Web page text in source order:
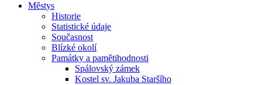
Městys
Historie
Statistické údaje
Současnost
Blízké okolí
Památky a pamětihodnosti
Spálovský zámek
Kostel sv. Jakuba Staršího